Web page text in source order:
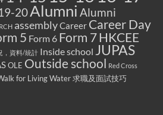
20Alumni Alumni
assemblyCareer Career Day
5 Form 6 Form 7HKCEE
，資料/統計 Inside school JUPAS
OLE Outside school Red Cross
for Living Water 求職及面試技巧